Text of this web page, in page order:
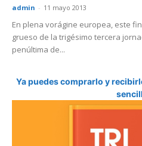
admin - 11 mayo 2013
En plena vorágine europea, este
grueso de la trigésimo tercera
penúltima de...
Ya puedes comprarlo y